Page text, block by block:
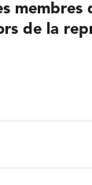
membres
de la